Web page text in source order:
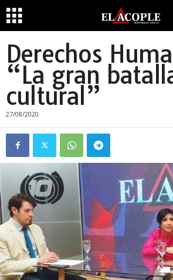
Derechos
“La gran
cultural”
27/08/2020